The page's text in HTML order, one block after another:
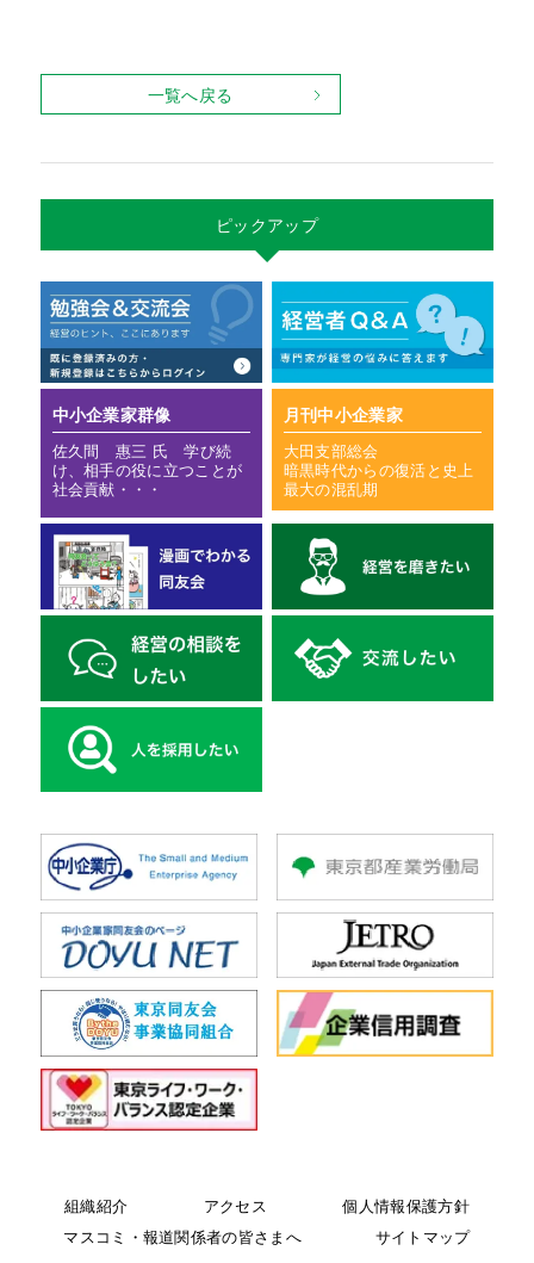
一覧へ戻る
ピックアップ
中小企業家群像
佐久間 惠三 氏 学び続
け、相手の役に立つことが
社会貢献・・・
月刊中小企業家
大田支部総会
暗黒時代からの復活と史上
最大の混乱期
組織紹介 アクセス
個人情報保護方針
マスコミ・報道関係者の皆さまへ
サイトマップ